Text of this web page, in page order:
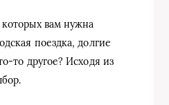
вам нужна
поездка, долгие
то другое? Исходя из